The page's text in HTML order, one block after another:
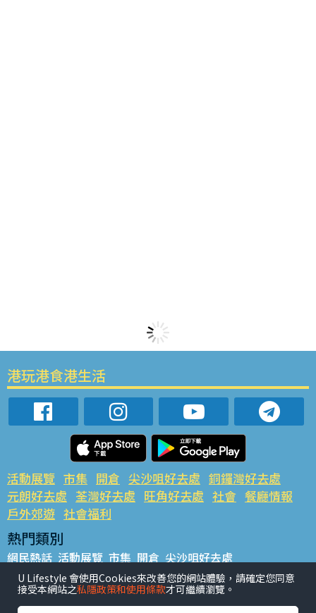
港玩港食港生活
活動展覽 市集 開倉 尖沙咀好去處 銅鑼灣好去處
元朗好去處 荃灣好去處 旺角好去處 社會 餐廳情報
戶外郊遊 社會福利
熱門類別
網民熱話 活動展覽 市集 開倉 尖沙咀好去處
銅鑼灣好去處 元朗好去處 荃灣好去處 旺角好去處 社會
餐廳情報 戶外郊遊
U Lifestyle 會使用Cookies來改善您的網站體驗，請確定您同意
接受本網站之私隱政策和使用條款才可繼續瀏覽。